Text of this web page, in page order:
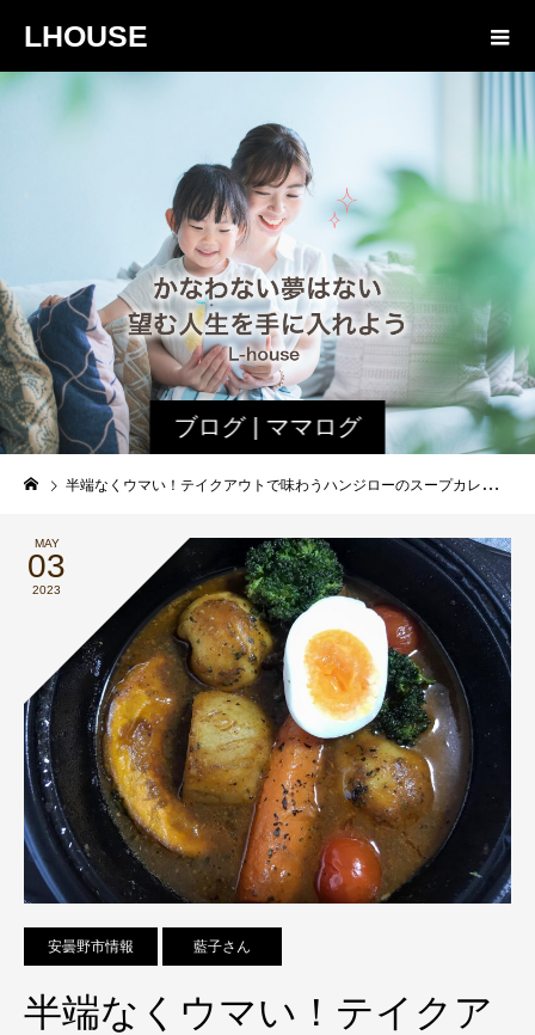
LHOUSE
ブログ | ママログ
半端なくウマい！テイクアウトで味わうハンジローのスープカレー！！
MAY
03
2023
安曇野市情報 藍子さん
半端なくウマい！テイクア